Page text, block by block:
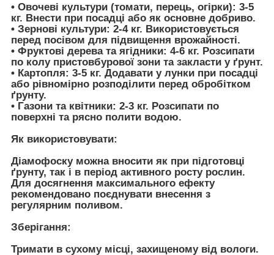
• Овочеві культури (томати, перець, огірки): 3-5
кг. Внести при посадці або як основне добриво.
• Зернові культури: 2-4 кг. Використовується
перед посівом для підвищення врожайності.
• Фруктові дерева та ягідники: 4-6 кг. Розсипати
по колу пристовбурової зони та закласти у ґрунт.
• Картопля: 3-5 кг. Додавати у лунки при посадці
або рівномірно розподілити перед обробітком
ґрунту.
• Газони та квітники: 2-3 кг. Розсипати по
поверхні та рясно полити водою.
Як використовувати:
Діамофоску можна вносити як при підготовці
ґрунту, так і в період активного росту рослин.
Для досягнення максимального ефекту
рекомендовано поєднувати внесення з
регулярним поливом.
Зберігання:
Тримати в сухому місці, захищеному від вологи.